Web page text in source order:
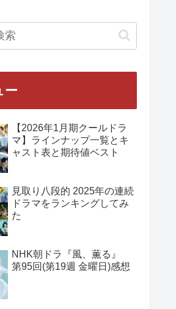
ー
【2026年1月期クールドラ
マ】ラインナップ一覧とキ
ャスト表と期待値ベスト
見取り八段的 2025年の連続
ドラマをランキングしてみ
た
NHK朝ドラ『風、薫る』
第95回(第19週 金曜日)感想